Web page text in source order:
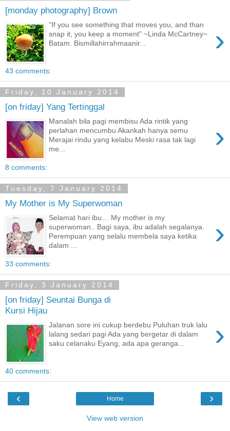
[monday photography] Brown
›
"If you see something that moves you, and than
snap it, you keep a moment" ~Linda McCartney~
Batam. Bismillahirrahmaanir...
43 comments:
Friday, 10 January 2014
[on friday] Yang Tertinggal
›
Manalah bila pagi membisu Ada rintik yang
perlahan mencumbu Akankah hanya semu
Merajai rindu yang kelabu Meski rasa tak lagi
me...
8 comments:
Tuesday, 7 January 2014
My Mother is My Superwoman
›
Selamat hari ibu… My mother is my
superwoman.. Bagi saya, ibu adalah segalanya.
Perempuan yang selalu membela saya ketika
dalam ...
33 comments:
Friday, 3 January 2014
[on friday] Seuntai Bunga di
Kursi Hijau
›
Jalanan sore ini cukup berdebu Puluhan truk lalu
lalang sedari pagi Ada yang bergetar di dalam
saku celanaku Eyang, ada apa geranga...
40 comments:
‹ ›
Home
View web version